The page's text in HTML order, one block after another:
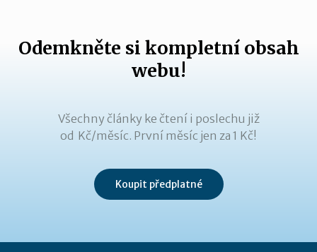
Odemkněte si kompletní obsah
webu!
Všechny články ke čtení i poslechu již
od Kč/měsíc. První měsíc jen za 1 Kč!
Koupit předplatné